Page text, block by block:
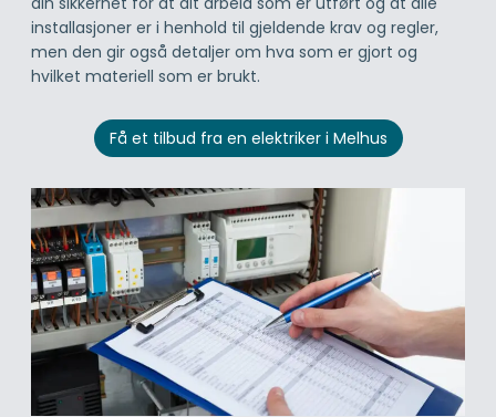
installasjoner er i henhold til gjeldende krav og regler,
men den gir også detaljer om hva som er gjort og
hvilket materiell som er brukt.
Få et tilbud fra en elektriker i Melhus